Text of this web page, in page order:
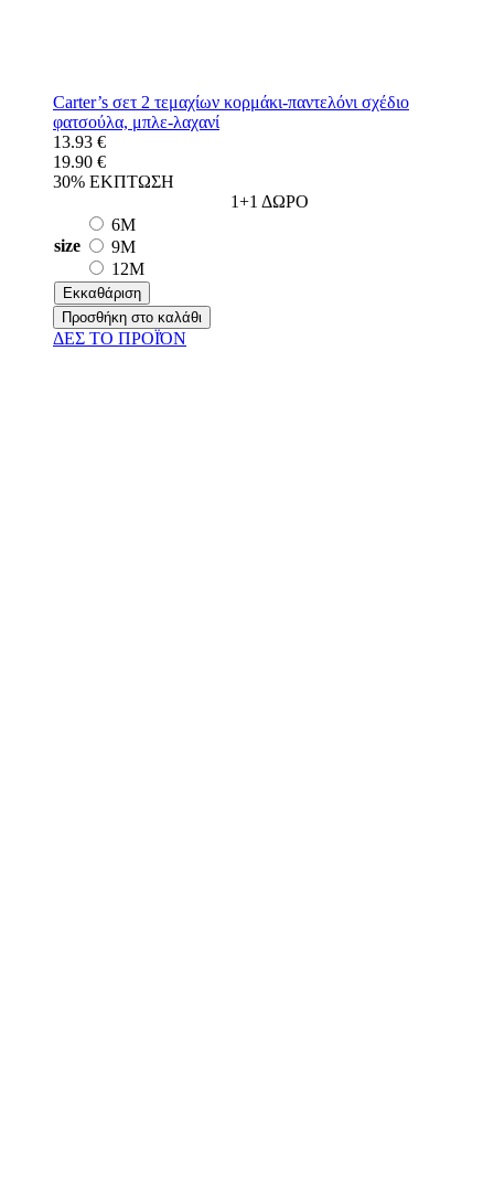
Carter’s σετ 2 τεμαχίων κορμάκι-παντελόνι σχέδιο
φατσούλα, μπλε-λαχανί
13.93 €
19.90 €
30% ΕΚΠΤΩΣΗ
1+1 ΔΩΡΟ
size
6M
9M
12M
Εκκαθάριση
Προσθήκη στο καλάθι
ΔΕΣ ΤO ΠΡΟΪΌΝ